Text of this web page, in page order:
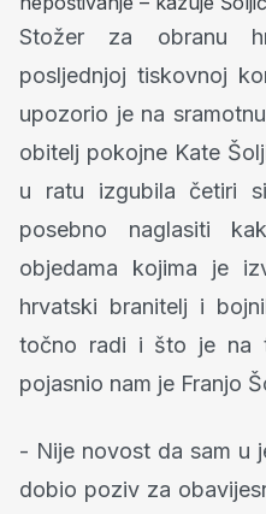
Stožer za obranu
posljednjoj tiskovnoj
upozorio je na
obitelj pokojne Kate
u ratu izgubila četiri
posebno naglasiti
objedama kojima je
hrvatski branitelj i
točno radi i što je na
pojasnio nam je Franjo
- Nije novost da sam u
dobio poziv za